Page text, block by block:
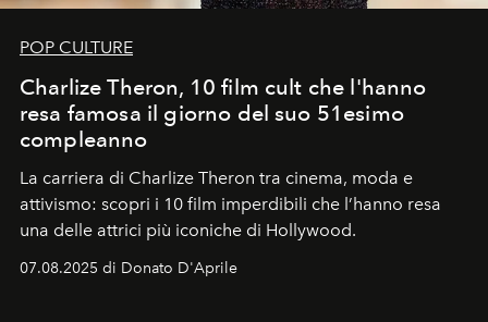
POP CULTURE
Charlize Theron, 10 film cult che l'hanno
resa famosa il giorno del suo 51esimo
compleanno
La carriera di Charlize Theron tra cinema, moda e
attivismo: scopri i 10 film imperdibili che l’hanno resa
una delle attrici più iconiche di Hollywood.
07.08.2025 di Donato D'Aprile